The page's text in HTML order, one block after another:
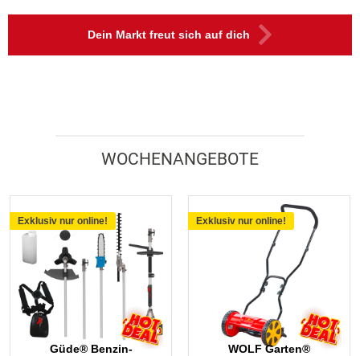
Dein Markt freut sich auf dich
WOCHENANGEBOTE
Exklusiv nur online!
Güde® Benzin-
Exklusiv nur online!
WOLF Garten®